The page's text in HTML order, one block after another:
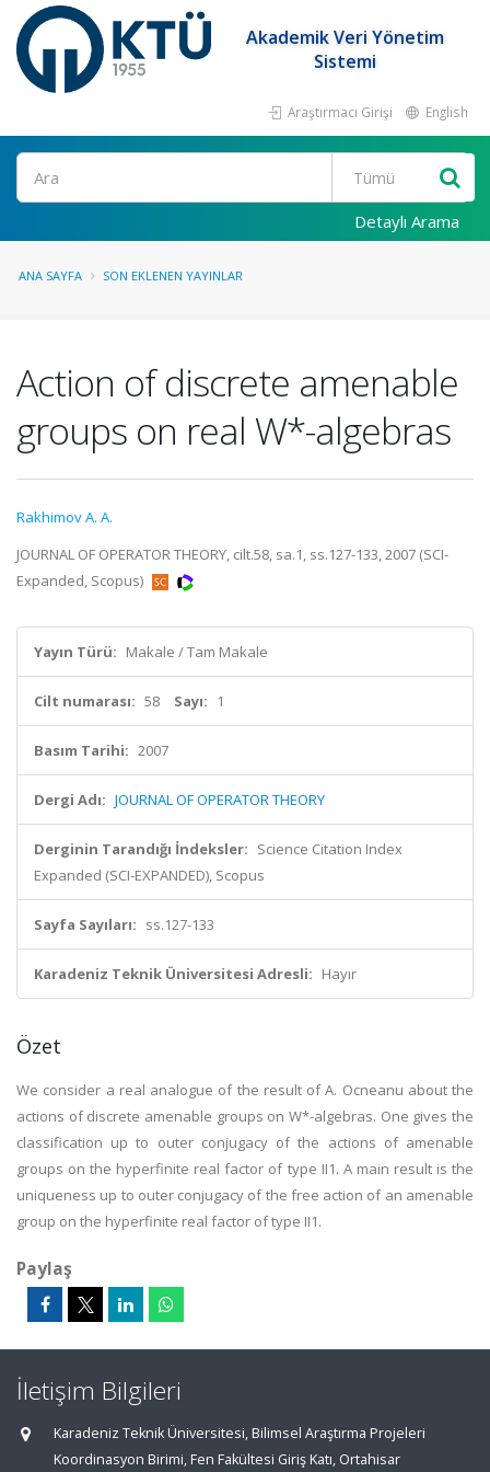
Akademik Veri Yönetim
Sistemi
Araştırmacı Girişi English
Ara
Detaylı Arama
ANA SAYFA SON EKLENEN YAYINLAR
Action of discrete amenable
groups on real W*-algebras
Rakhimov A. A.
JOURNAL OF OPERATOR THEORY, cilt.58, sa.1, ss.127-133, 2007 (SCI-
Expanded, Scopus)
Yayın Türü: Makale / Tam Makale
Cilt numarası: 58 Sayı: 1
Basım Tarihi: 2007
Dergi Adı: JOURNAL OF OPERATOR THEORY
Derginin Tarandığı İndeksler: Science Citation Index
Expanded (SCI-EXPANDED), Scopus
Sayfa Sayıları: ss.127-133
Karadeniz Teknik Üniversitesi Adresli: Hayır
Özet
We consider a real analogue of the result of A. Ocneanu about the
actions of discrete amenable groups on W*-algebras. One gives the
classification up to outer conjugacy of the actions of amenable
groups on the hyperfinite real factor of type II1. A main result is the
uniqueness up to outer conjugacy of the free action of an amenable
group on the hyperfinite real factor of type II1.
Paylaş
İletişim Bilgileri
Karadeniz Teknik Üniversitesi, Bilimsel Araştırma Projeleri
Koordinasyon Birimi, Fen Fakültesi Giriş Katı, Ortahisar